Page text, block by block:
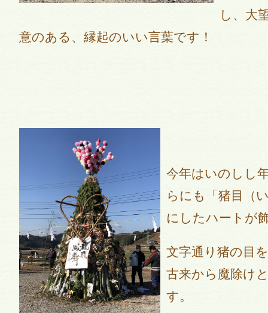
し、大
意のある、縁起のいい言葉です！
今年はいのしし
らにも「猪目（
にしたハートが
文字通り猪の目
古来から魔除け
す。